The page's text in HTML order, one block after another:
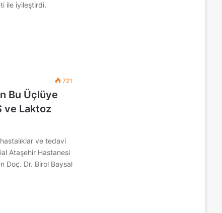
ile iyileştirdi.
721
Bu Üçlüye
ve Laktoz
hastalıklar ve tedavi
Ataşehir Hastanesi
Doç. Dr. Birol Baysal